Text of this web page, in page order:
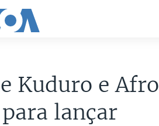
Kuduro e Afro
lançar